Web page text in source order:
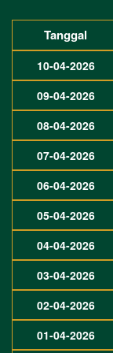
Tanggal
10-04-2026
09-04-2026
08-04-2026
07-04-2026
06-04-2026
05-04-2026
04-04-2026
03-04-2026
02-04-2026
01-04-2026